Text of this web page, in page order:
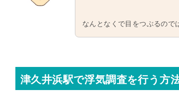
なんとなくで目をつぶるので
津久井浜駅で浮気調査を行う方